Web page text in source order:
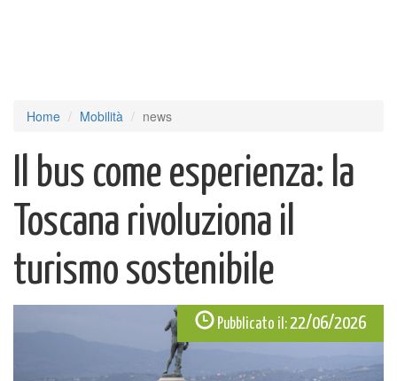
Home Mobilità news
Il bus come esperienza: la
Toscana rivoluziona il
turismo sostenibile
Pubblicato il:22/06/2026